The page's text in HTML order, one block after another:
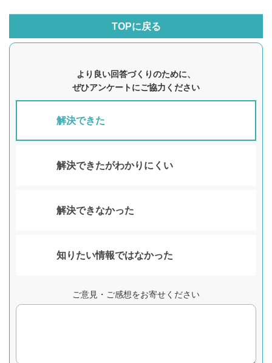
TOPに戻る
より良い回答づくりのために、
ぜひアンケートにご協力ください
解決できた
解決できたがわかりにくい
解決できなかった
知りたい情報ではなかった
ご意見・ご感想をお寄せください